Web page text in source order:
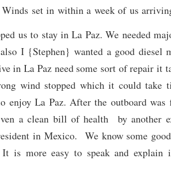
set in within a week of us
us to stay in La Paz. We needed
I {Stephen} wanted a good diesel
in La Paz need some sort of repair it
wind stopped which it could take
enjoy La Paz. After the outboard
a clean bill of health by another
in Mexico. We know some
is more easy to speak and explain